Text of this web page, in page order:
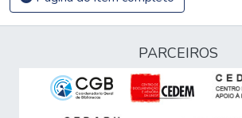
PARCEIROS